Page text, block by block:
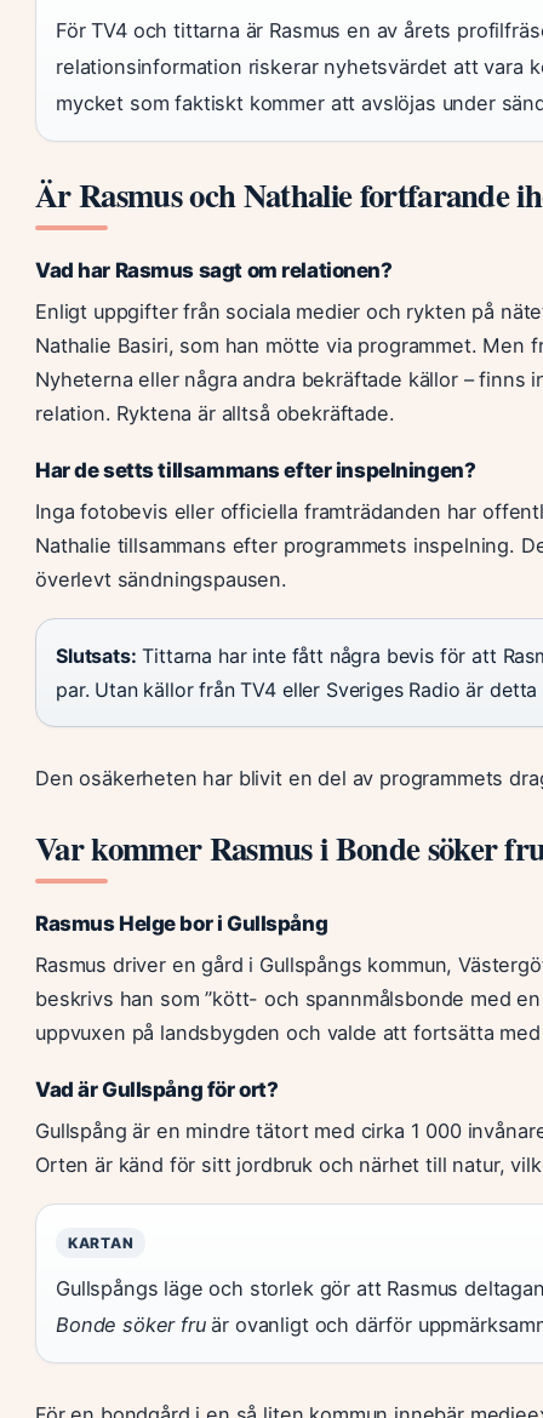
För TV4 och tittarna är Rasmus en av årets
relationsinformation riskerar nyhetsvärdet att vara
mycket som faktiskt kommer att avslöjas under
Är Rasmus och Nathalie fortfarande
Vad har Rasmus sagt om relationen?
Enligt uppgifter från sociala medier och rykten på
Nathalie Basiri, som han mötte via programmet. Men
Nyheterna eller några andra bekräftade källor – finns
relation. Ryktena är alltså obekräftade.
Har de setts tillsammans efter inspelningen?
Inga fotobevis eller officiella framträdanden har
Nathalie tillsammans efter programmets inspelning.
överlevt sändningspausen.
Slutsats: Tittarna har inte fått några bevis för att
par. Utan källor från TV4 eller Sveriges Radio är
Den osäkerheten har blivit en del av programmets
Var kommer Rasmus i Bonde söker
Rasmus Helge bor i Gullspång
Rasmus driver en gård i Gullspångs kommun,
beskrivs han som ”kött- och spannmålsbonde med
uppvuxen på landsbygden och valde att fortsätta
Vad är Gullspång för ort?
Gullspång är en mindre tätort med cirka 1 000
Orten är känd för sitt jordbruk och närhet till natur,
KARTAN
Gullspångs läge och storlek gör att Rasmus
Bonde söker fruär ovanligt och därför